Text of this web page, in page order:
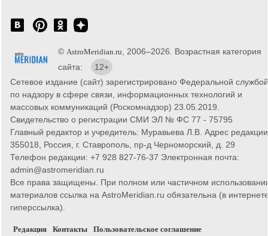
© AstroMeridian.ru , 2006–2026. Возрастная категория
сайта:
12+
Сетевое издание (сайт) зарегистрировано Федеральной службой
по надзору в сфере связи, информационных технологий и
массовых коммуникаций (Роскомнадзор) 23.05.2019.
Свидетельство о регистрации СМИ ЭЛ № ФС 77 - 75795
Главный редактор и учредитель: Муравьева Л.В. Адрес
355018, Россия, г. Ставрополь, пр-д Черноморский, д. 29
Телефон редакции: +7 928 827-76-37 Электронная почта:
admin@astromeridian.ru
Все права защищены. При полном или частичном
материалов ссылка на AstroMeridian.ru обязательна (в
гиперссылка).
Редакция Контакты Пользовательское соглашение